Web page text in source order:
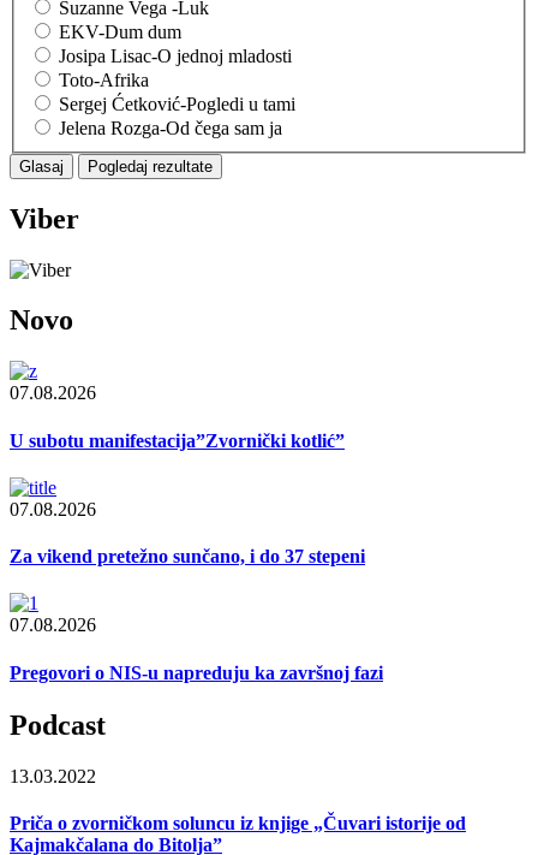
Suzanne Vega -Luk
EKV-Dum dum
Josipa Lisac-O jednoj mladosti
Toto-Afrika
Sergej Ćetković-Pogledi u tami
Jelena Rozga-Od čega sam ja
Viber
Novo
07.08.2026
U subotu manifestacija”Zvornički kotlić”
07.08.2026
Za vikend pretežno sunčano, i do 37 stepeni
07.08.2026
Pregovori o NIS-u napreduju ka završnoj fazi
Podcast
13.03.2022
Priča o zvorničkom soluncu iz knjige „Čuvari istorije od
Kajmakčalana do Bitolja”